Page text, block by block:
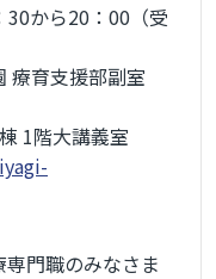
から20：00（受
療育支援部副室
1階大講義室
門職のみなさま